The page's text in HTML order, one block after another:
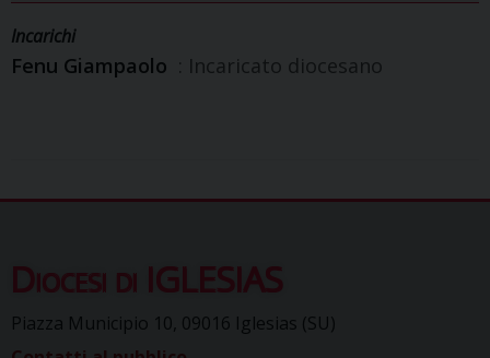
Incarichi
Fenu Giampaolo : Incaricato diocesano
Diocesi di IGLESIAS
Piazza Municipio 10, 09016 Iglesias (SU)